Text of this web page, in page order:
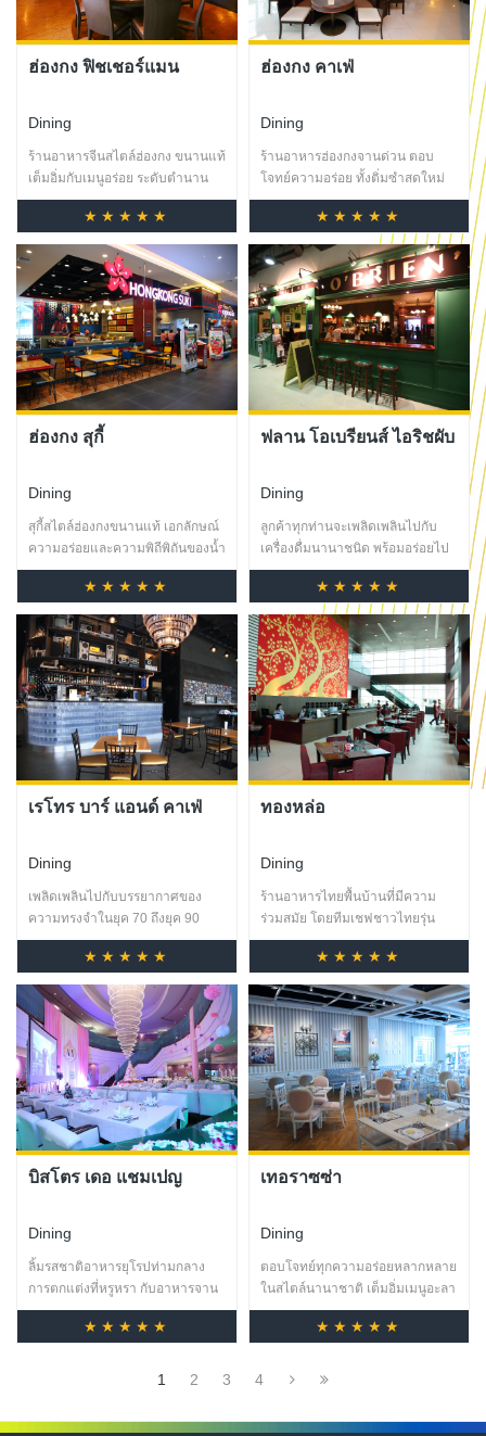
ฮ่องกง ฟิชเชอร์แมน
Dining
ร้านอาหารจีนสไตล์ฮ่องกง ขนานแท้
เต็มอิ่มกับเมนูอร่อย ระดับตำนาน
จากฝีมือเชฟฮ่องกงคุณภาพมากกว่า
★★★★★
ฮ่องกง คาเฟ่
Dining
ร้านอาหารฮ่องกงจานด่วน ตอบ
โจทย์ความอร่อย ทั้งติ่มซำสดใหม่
ก๋วยเตี๋ยว โจ๊ก และอาหารจานด่วน
★★★★★
ฮ่องกง สุกี้
Dining
สุกี้สไตล์ฮ่องกงขนานแท้ เอกลักษณ์
ความอร่อยและความพิถีพิถันของน้ำ
ซุปสุกี้สไตล์ฮ่องกงที่หาทานยาก
พร้อมวัตถุดิบที่สดใหม่ และหลาก
หลายเมนูอะลาคาร์ตแบบฉบับ
ฮ่องกงจานด่วน
★★★★★
ฟลาน โอเบรียนส์ ไอริชผับ
Dining
ลูกค้าทุกท่านจะเพลิดเพลินไปกับ
เครื่องดื่มนานาชนิด พร้อมอร่อยไป
กับอาหารไอริชต้นตำรับจานโต ให้
ความรู้สึกเหมือนกำลังนั่งอยู่ที่ไอริช
ผับในกรุงดับลิน
★★★★★
เรโทร บาร์ แอนด์ คาเฟ่
Dining
เพลิดเพลินไปกับบรรยากาศของ
ความทรงจำในยุค 70 ถึงยุค 90
เสิร์ฟเมนูอาหารเช้าที่บริการตลอด
ทั้งวัน พร้อมเครื่องดื่มหลากลาย
★★★★★
ทองหล่อ
Dining
ร้านอาหารไทยพื้นบ้านที่มีความ
ร่วมสมัย โดยทีมเชฟชาวไทยรุ่น
ใหม่ ที่มีใจรักในการทำอาหารไทย
ยกกระดับอาหารและเลือกใช้วัตถุดิบ
พื้นบ้าน
★★★★★
บิสโตร เดอ แชมเปญ
Dining
ลิ้มรสชาติอาหารยุโรปท่ามกลาง
การตกแต่งที่หรูหรา กับอาหารจาน
อร่อย
★★★★★
เทอราซซ่า
Dining
ตอบโจทย์ทุกความอร่อยหลากหลาย
ในสไตล์นานาชาติ เต็มอิ่มเมนูอะลา
คาร์ท และบุฟเฟ่ต์ รังสรรค์โดยเชฟ
ฝีมือเยี่ยม ในบรรยากาศแสนอบอุ่น
★★★★★
1 2 3 4